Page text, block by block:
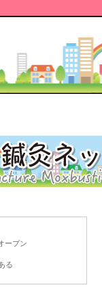
ープン
る